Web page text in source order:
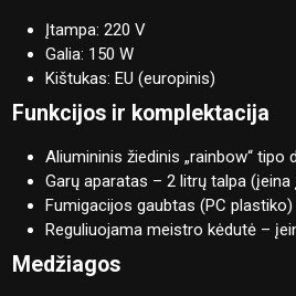
Įtampa: 220 V
Galia: 150 W
Kištukas: EU (europinis)
Funkcijos ir komplektacija
Aliumininis žiedinis „rainbow“ tipo
Garų aparatas – 2 litrų talpa
Fumigacijos gaubtas (PC plastiko)
Reguliuojama meistro kėdutė –
Medžiagos